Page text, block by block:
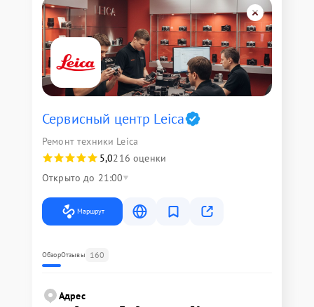
Сервисный центр Leica
Ремонт техники Leica
5,0216 оценки
Открыто до 21:00
Маршрут
ОбзорОтзывы 160
Адрес